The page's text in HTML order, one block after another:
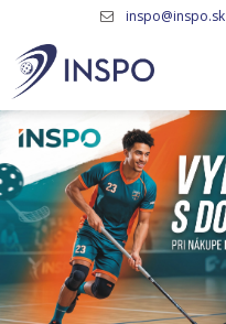
inspo@inspo.sk